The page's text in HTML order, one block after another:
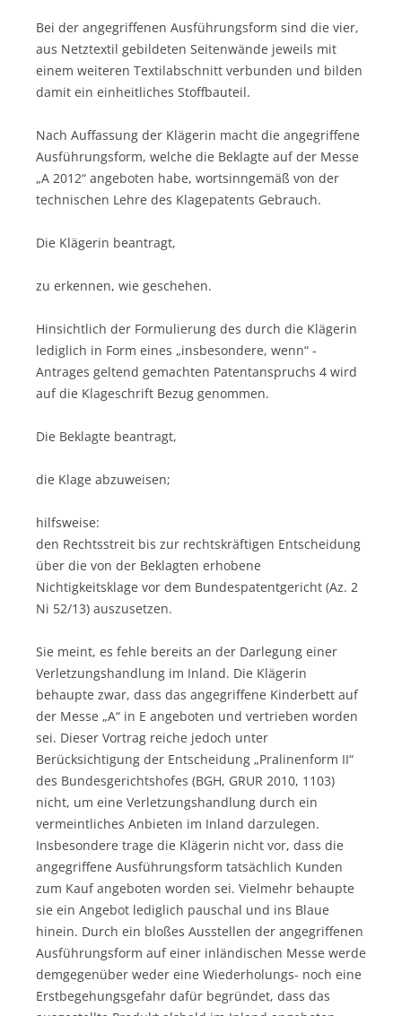
Bei der angegriffenen Ausführungsform sind die vier,
aus Netztextil gebildeten Seitenwände jeweils mit
einem weiteren Textilabschnitt verbunden und bilden
damit ein einheitliches Stoffbauteil.
Nach Auffassung der Klägerin macht die angegriffene
Ausführungsform, welche die Beklagte auf der Messe
„A 2012“ angeboten habe, wortsinngemäß von der
technischen Lehre des Klagepatents Gebrauch.
Die Klägerin beantragt,
zu erkennen, wie geschehen.
Hinsichtlich der Formulierung des durch die Klägerin
lediglich in Form eines „insbesondere, wenn“ -
Antrages geltend gemachten Patentanspruchs 4 wird
auf die Klageschrift Bezug genommen.
Die Beklagte beantragt,
die Klage abzuweisen;
hilfsweise:
den Rechtsstreit bis zur rechtskräftigen Entscheidung
über die von der Beklagten erhobene
Nichtigkeitsklage vor dem Bundespatentgericht (Az. 2
Ni 52/13) auszusetzen.
Sie meint, es fehle bereits an der Darlegung einer
Verletzungshandlung im Inland. Die Klägerin
behaupte zwar, dass das angegriffene Kinderbett auf
der Messe „A“ in E angeboten und vertrieben worden
sei. Dieser Vortrag reiche jedoch unter
Berücksichtigung der Entscheidung „Pralinenform II“
des Bundesgerichtshofes (BGH, GRUR 2010, 1103)
nicht, um eine Verletzungshandlung durch ein
vermeintliches Anbieten im Inland darzulegen.
Insbesondere trage die Klägerin nicht vor, dass die
angegriffene Ausführungsform tatsächlich Kunden
zum Kauf angeboten worden sei. Vielmehr behaupte
sie ein Angebot lediglich pauschal und ins Blaue
hinein. Durch ein bloßes Ausstellen der angegriffenen
Ausführungsform auf einer inländischen Messe werde
demgegenüber weder eine Wiederholungs- noch eine
Erstbegehungsgefahr dafür begründet, dass das